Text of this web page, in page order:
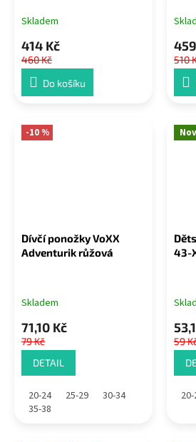
Skladem
414 Kč
460 Kč
Do košíku
510
-10 %
Dívčí ponožky VoXX
Adventurik růžová
Skladem
71,10 Kč
79 Kč
DETAIL
20-24 25-29
30-34
35-38
43-
59